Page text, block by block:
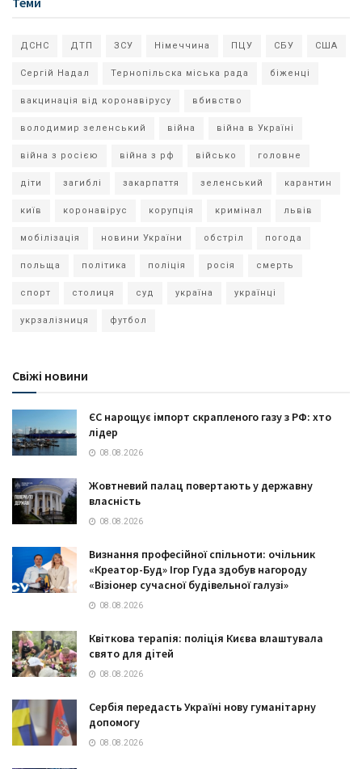
ДСНС ДТП ЗСУ Німеччина ПЦУ СБУ США
Сергій Надал Тернопільска міська рада біженці
вакцинація від коронавірусу вбивство
володимир зеленський війна війна в Україні
війна з росією війна з рф військо головне
діти загиблі закарпаття зеленський карантин
київ коронавірус корупція кримінал львів
мобілізація новини України обстріл погода
польща політика поліція росія смерть
спорт столиця суд україна українці
укрзалізниця футбол
Свіжі новини
ЄС нарощує імпорт скрапленого газу з РФ: хто
лідер
08.08.2026
Жовтневий палац повертають у державну
власність
08.08.2026
Визнання професійної спільноти: очільник
«Креатор-Буд» Ігор Гуда здобув нагороду
«Візіонер сучасної будівельної галузі»
08.08.2026
Квіткова терапія: поліція Києва влаштувала
свято для дітей
08.08.2026
Сербія передасть Україні нову гуманітарну
допомогу
08.08.2026